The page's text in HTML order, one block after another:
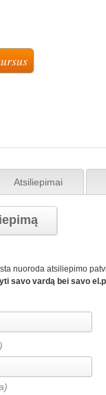
Atsiliepimai
nuoroda atsiliepimo
savo vardą bei savo